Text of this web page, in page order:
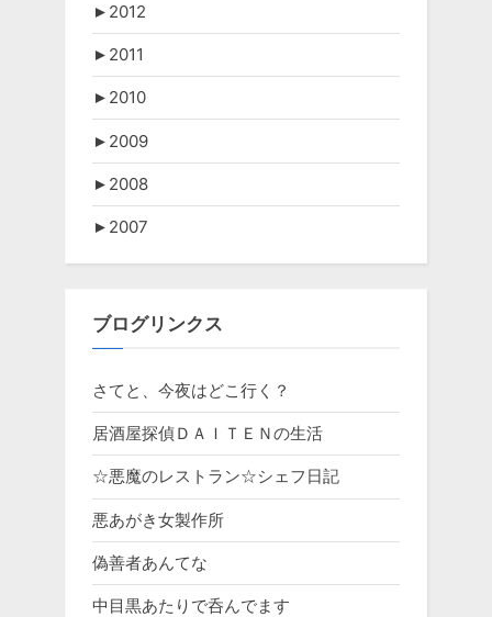
► 2012
► 2011
► 2010
► 2009
► 2008
► 2007
ブログリンクス
さてと、今夜はどこ行く？
居酒屋探偵ＤＡＩＴＥＮの生活
☆悪魔のレストラン☆シェフ日記
悪あがき女製作所
偽善者あんてな
中目黒あたりで呑んでます